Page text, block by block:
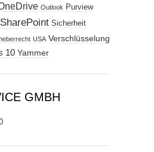
Outlook Purview
SharePoint Sicherheit
USA Verschlüsselung
10 Yammer
GMBH